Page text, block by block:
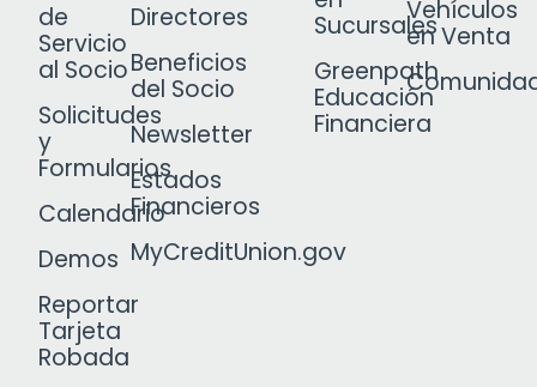
de
Servicio
al Socio
Solicitudes
y
Formularios
Calendario
Demos
Reportar
Tarjeta
Robada
Directores
Beneficios
del Socio
Newsletter
Estados
Financieros
MyCreditUnion.gov
Sucursales
Greenpath
Educación
Financiera
Vehículos
en Venta